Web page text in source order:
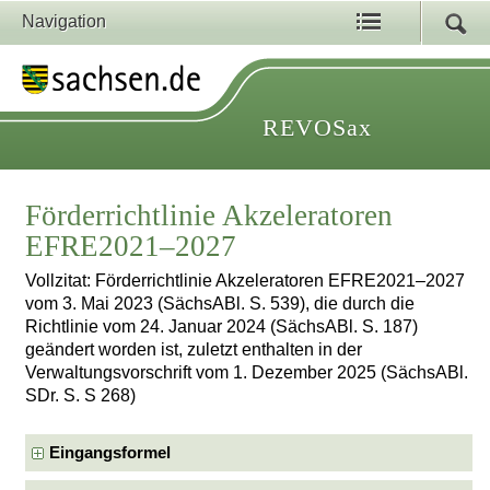
Navigation
REVOSax
Förderrichtlinie Akzeleratoren
EFRE2021–2027
Vollzitat: Förderrichtlinie Akzeleratoren EFRE2021–2027
vom 3. Mai 2023 (SächsABl. S. 539), die durch die
Richtlinie vom 24. Januar 2024 (SächsABl. S. 187)
geändert worden ist, zuletzt enthalten in der
Verwaltungsvorschrift vom 1. Dezember 2025 (SächsABl.
SDr. S. S 268)
Eingangsformel